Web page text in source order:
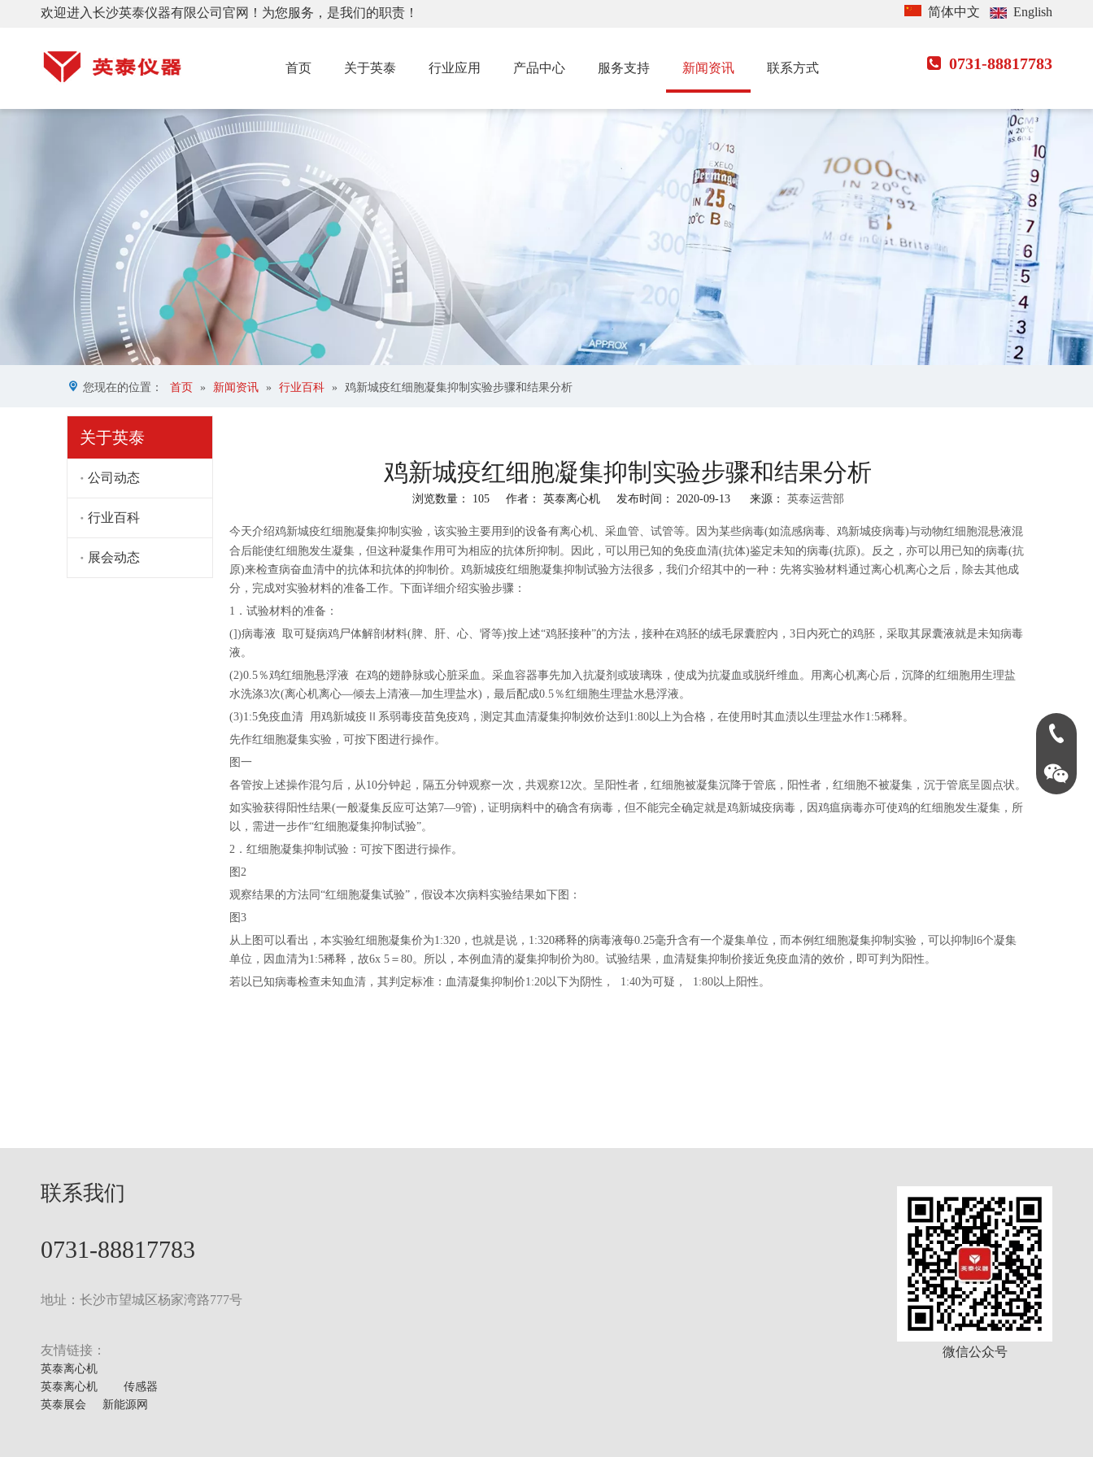
欢迎进入长沙英泰仪器有限公司官网！为您服务，是我们的职责！ 简体中文 English
首页 关于英泰 行业应用 产品中心 服务支持 新闻资讯 联系方式 0731-88817783
您现在的位置： 首页 » 新闻资讯 » 行业百科 » 鸡新城疫红细胞凝集抑制实验步骤和结果分析
关于英泰
公司动态
行业百科
展会动态
鸡新城疫红细胞凝集抑制实验步骤和结果分析
浏览数量： 105作者： 英泰离心机 发布时间： 2020-09-13 来源： 英泰运营部
["facebook","twitter","line","wechat","linkedin","pinterest","whatsapp"]
今天介绍鸡新城疫红细胞凝集抑制实验，该实验主要用到的设备有离心机、采血管、试管等。因为某些病毒(如流感病毒、鸡新城疫病毒)与动物红细胞混悬液混
合后能使红细胞发生凝集，但这种凝集作用可为相应的抗体所抑制。因此，可以用已知的免疫血清(抗体)鉴定未知的病毒(抗原)。反之，亦可以用已知的病毒(抗
原)来检查病奋血清中的抗体和抗体的抑制价。鸡新城疫红细胞凝集抑制试验方法很多，我们介绍其中的一种：先将实验材料通过离心机离心之后，除去其他成
分，完成对实验材料的准备工作。下面详细介绍实验步骤：
1．试验材料的准备：
(])病毒液 取可疑病鸡尸体解剖材料(脾、肝、心、肾等)按上述“鸡胚接种”的方法，接种在鸡胚的绒毛尿囊腔内，3日内死亡的鸡胚，采取其尿囊液就是未知病毒
液。
(2)0.5％鸡红细胞悬浮液 在鸡的翅静脉或心脏采血。采血容器事先加入抗凝剂或玻璃珠，使成为抗凝血或脱纤维血。用离心机离心后，沉降的红细胞用生理盐
水洗涤3次(离心机离心—倾去上清液—加生理盐水)，最后配成0.5％红细胞生理盐水悬浮液。
(3)1:5免疫血清 用鸡新城疫Ⅱ系弱毒疫苗免疫鸡，测定其血清凝集抑制效价达到1:80以上为合格，在使用时其血渍以生理盐水作1:5稀释。
先作红细胞凝集实验，可按下图进行操作。
图一
各管按上述操作混匀后，从10分钟起，隔五分钟观察一次，共观察12次。呈阳性者，红细胞被凝集沉降于管底，阳性者，红细胞不被凝集，沉于管底呈圆点状。
如实验获得阳性结果(一般凝集反应可达第7—9管)，证明病料中的确含有病毒，但不能完全确定就是鸡新城疫病毒，因鸡瘟病毒亦可使鸡的红细胞发生凝集，所
以，需进一步作“红细胞凝集抑制试验”。
2．红细胞凝集抑制试验：可按下图进行操作。
图2
观察结果的方法同“红细胞凝集试验”，假设本次病料实验结果如下图：
图3
从上图可以看出，本实验红细胞凝集价为1:320，也就是说，1:320稀释的病毒液每0.25毫升含有一个凝集单位，而本例红细胞凝集抑制实验，可以抑制l6个凝集
单位，因血清为1:5稀释，故6x 5＝80。所以，本例血清的凝集抑制价为80。试验结果，血清疑集抑制价接近免疫血清的效价，即可判为阳性。
若以已知病毒检查未知血清，其判定标准：血清凝集抑制价1:20以下为阴性， 1:40为可疑， 1:80以上阳性。
0731-
联系我们
0731-88817783
地址：长沙市望城区杨家湾路777号
友情链接：
英泰离心机
英泰离心机
传感器
英泰展会
新能源网
微信公众号